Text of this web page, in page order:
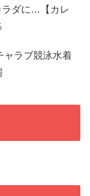
ラダに…【カレ
ャラブ競泳水着